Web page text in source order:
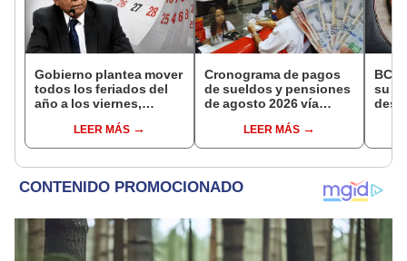
Gobierno plantea mover
todos los feriados del
año a los viernes,
Navidad y Año Nuevo
LEER MÁS
Cronograma de pagos
de sueldos y pensiones
de agosto 2026 vía
conoce las fechas de
depósito
LEER MÁS
BCR
su